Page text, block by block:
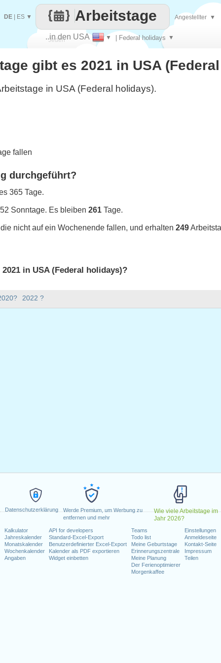
Datenschutzerklärung
Werde Premium, um Werbung zu
entfernen und mehr
Wie viele Arbeitstage im
Jahr 2026?
Kalkulator
Jahreskalender
Monatskalender
Wochenkalender
Angaben
API for developers
Standard-Excel-Export
Benutzerdefinierter Excel-Export
Kalender als PDF exportieren
Widget einbetten
Teams
Todo list
Meine Geburtstage
Erinnerungszentrale
Meine Planung
Der Ferienoptimierer
Morgenkaffee
Einstellungen
Anmeldeseite
Kontakt-Seite
Impressum
Teilen
Jeden
Tag
..in den USA ▼ | Federal holidays ▼
Arbeitstage
DE ES ▼ Angestellter ▼
2022 ?
gibt es 2021 in USA
in USA (Federal holidays).
fallen
durchgeführt?
365 Tage.
Sonntage. Es bleiben 261 Tage.
nicht auf ein Wochenende fallen, und erhalten 249
in USA (Federal holidays)?
11, 2021
11, 2021
Dezember 24, 2021
: Freitag, Dezember 31, 2021
fallen